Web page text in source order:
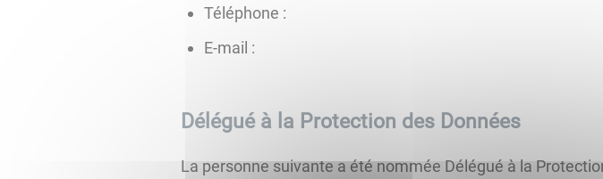
Téléphone :
E-mail :
Délégué à la Protection des Données
La personne suivante a été nommée Délégué à la